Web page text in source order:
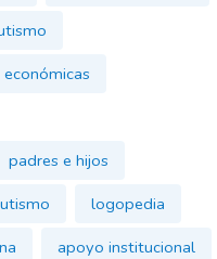
padres e hijos
logopedia
apoyo institucional